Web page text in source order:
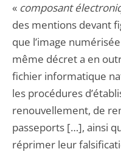
« composant
des mentions devant
que l’image
même décret a en
fichier informatique
les procédures
renouvellement, de
passeports […], ainsi
réprimer leur